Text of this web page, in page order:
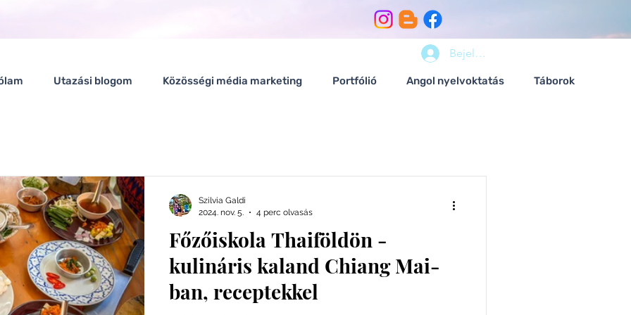
Utazási blogom Közösségi média marketing Portfólió Angol nyelvoktatás Táborok
Bejelentkezés
Főzőiskola Thaiföldön -
kulináris kaland Chiang Mai-
ban, receptekkel
Szilvia Galdi
2024. nov. 5.
4 perc olvasás